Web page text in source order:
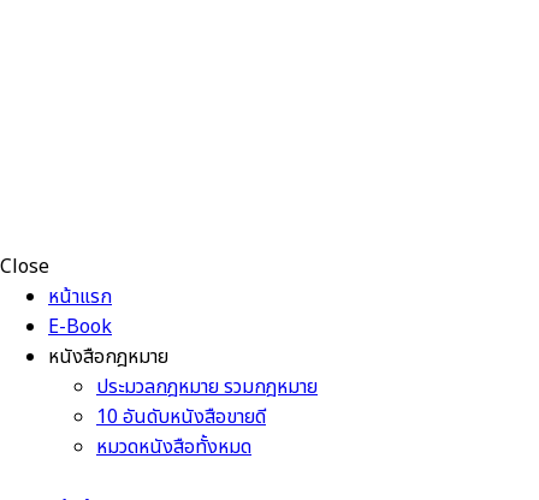
Close
หน้าแรก
E-Book
หนังสือกฎหมาย
ประมวลกฎหมาย รวมกฎหมาย
10 อันดับหนังสือขายดี
หมวดหนังสือทั้งหมด